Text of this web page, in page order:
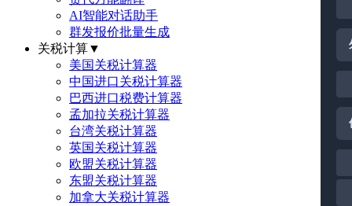
AI智能对话助手
群发报价批量生成
关税计算▼
美国关税计算器
中国进口关税计算器
巴西进口税费计算器
孟加拉关税计算器
台湾关税计算器
英国关税计算器
欧盟关税计算器
东盟关税计算器
加拿大关税计算器